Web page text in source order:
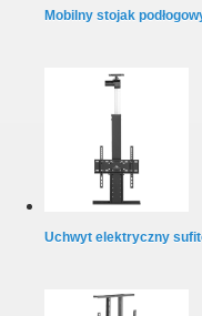
Mobilny stojak
Uchwyt elektryczny